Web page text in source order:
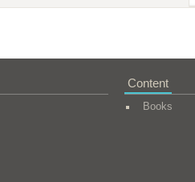
Content
Books